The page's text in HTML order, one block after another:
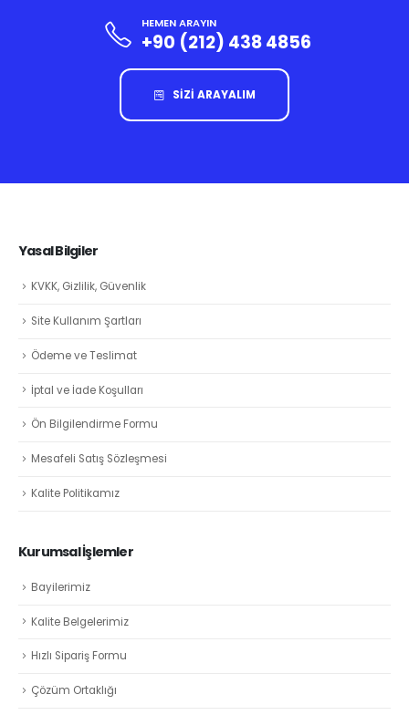
HEMEN ARAYIN
+90 (212) 438 4856
SİZİ ARAYALIM
Yasal Bilgiler
KVKK, Gizlilik, Güvenlik
Site Kullanım Şartları
Ödeme ve Teslimat
İptal ve İade Koşulları
Ön Bilgilendirme Formu
Mesafeli Satış Sözleşmesi
Kalite Politikamız
Kurumsal İşlemler
Bayilerimiz
Kalite Belgelerimiz
Hızlı Sipariş Formu
Çözüm Ortaklığı